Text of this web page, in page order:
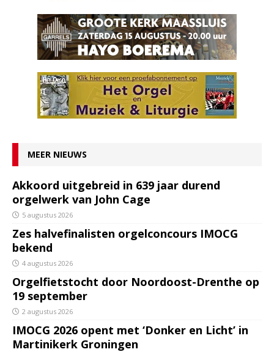
MEER NIEUWS
Akkoord uitgebreid in 639 jaar durend
orgelwerk van John Cage
5 augustus 2026
Zes halvefinalisten orgelconcours IMOCG
bekend
4 augustus 2026
Orgelfietstocht door Noordoost-Drenthe op
19 september
2 augustus 2026
IMOCG 2026 opent met ‘Donker en Licht’ in
Martinikerk Groningen